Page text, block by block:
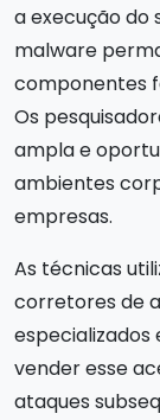
a execução do
malware
componentes
Os
ampla e
ambientes
empresas.
As técnicas
corretores de
vender esse
ataques